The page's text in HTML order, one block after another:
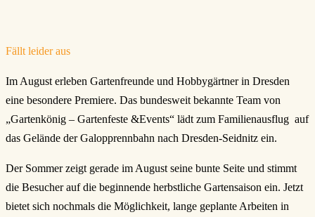
Fällt leider aus
Im August erleben Gartenfreunde und Hobbygärtner in Dresden
eine besondere Premiere. Das bundesweit bekannte Team von
„Gartenkönig – Gartenfeste &Events“ lädt zum Familienausflug auf
das Gelände der Galopprennbahn nach Dresden-Seidnitz ein.
Der Sommer zeigt gerade im August seine bunte Seite und stimmt
die Besucher auf die beginnende herbstliche Gartensaison ein. Jetzt
bietet sich nochmals die Möglichkeit, lange geplante Arbeiten in